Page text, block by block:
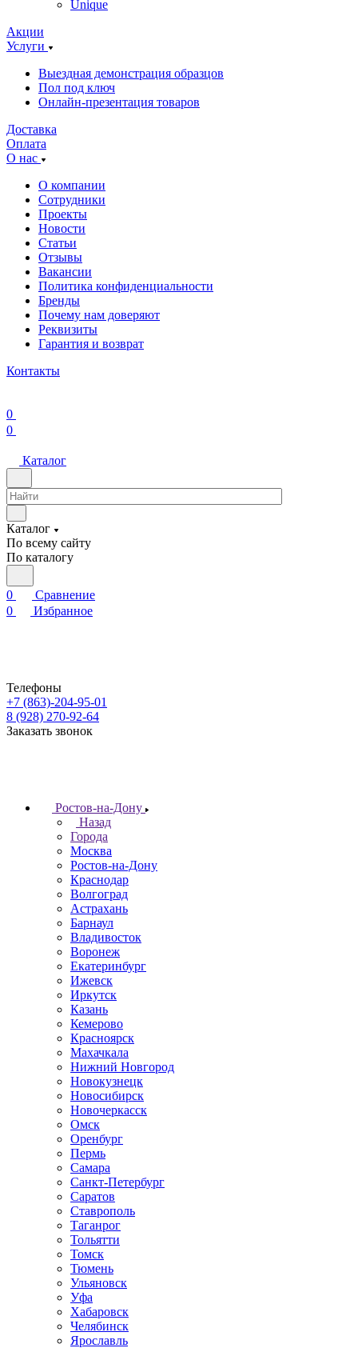
Unique
Акции
Услуги
Выездная демонстрация образцов
Пол под ключ
Онлайн-презентация товаров
Доставка
Оплата
О нас
О компании
Сотрудники
Проекты
Новости
Статьи
Отзывы
Вакансии
Политика конфиденциальности
Бренды
Почему нам доверяют
Реквизиты
Гарантия и возврат
Контакты
0
0
Каталог
Каталог
По всему сайту
По каталогу
0
Сравнение
0
Избранное
Телефоны
+7 (863)-204-95-01
8 (928) 270-92-64
Заказать звонок
Ростов-на-Дону
Назад
Города
Москва
Ростов-на-Дону
Краснодар
Волгоград
Астрахань
Барнаул
Владивосток
Воронеж
Екатеринбург
Ижевск
Иркутск
Казань
Кемерово
Красноярск
Махачкала
Нижний Новгород
Новокузнецк
Новосибирск
Новочеркаcск
Омск
Оренбург
Пермь
Самара
Санкт-Петербург
Саратов
Ставрополь
Таганрог
Тольятти
Томск
Тюмень
Ульяновск
Уфа
Хабаровск
Челябинск
Ярославль